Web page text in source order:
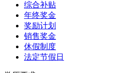
综合补贴
年终奖金
奖励计划
销售奖金
休假制度
法定节假日